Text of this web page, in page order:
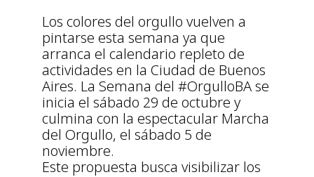
Los colores del orgullo vuelven a
pintarse esta semana ya que
arranca el calendario repleto de
actividades en la Ciudad de Buenos
Aires. La Semana del #OrgulloBA se
inicia el sábado 29 de octubre y
culmina con la espectacular Marcha
del Orgullo, el sábado 5 de
noviembre.
Este propuesta busca visibilizar los